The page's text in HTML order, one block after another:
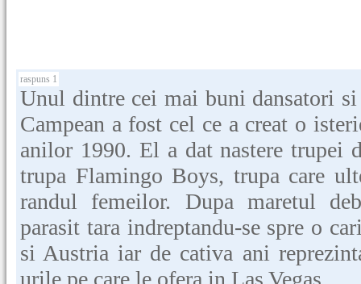
raspuns 1
Unul dintre cei mai buni dansatori
Campean a fost cel ce a creat o
anilor 1990. El a dat nastere trupei
trupa Flamingo Boys, trupa care
randul femeilor. Dupa maretul
parasit tara indreptandu-se spre o
si Austria iar de cativa ani
urile pe care le ofera in Las Vegas.